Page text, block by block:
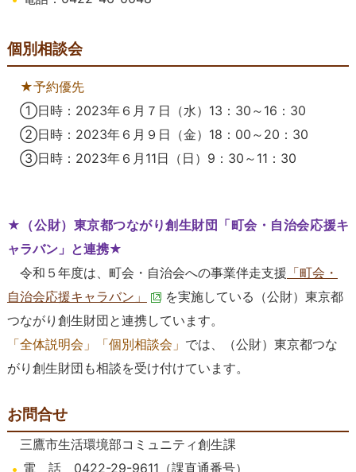
個別相談会
★予約優先
①日時：2023年６月７日（水）13：30～16：30
②日時：2023年６月９日（金）18：00～20：30
③日時：2023年６月11日（日）9：30～11：30
★（公財） 東京都つながり創生財団「町会・自治会応援キ
ャラバン」 と連携★
令和５年度は、町会・自治会への事業伴走支援 「町会・
自治会応援キャラバン」
を実施している（公財） 東京都
つながり創生財団と連携しています。
「全体説明会」「個別相談会」 では、（公財） 東京都つな
がり創生財団も相談を受け付けています。
お問合せ
三鷹市生活環境部コミュニティ創生課
電 話 0422-29-9611（課直通番号）